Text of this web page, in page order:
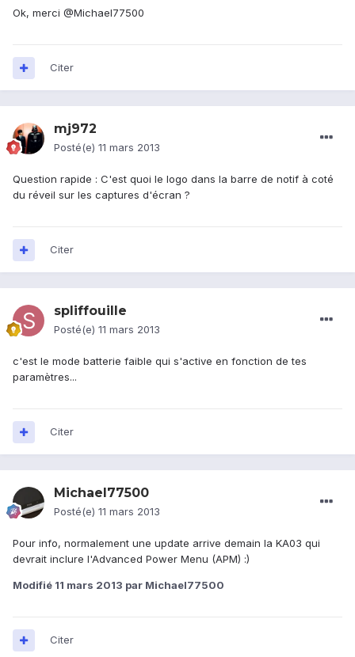
Ok, merci @Michael77500
Citer
mj972
Posté(e) 11 mars 2013
Question rapide : C'est quoi le logo dans la barre de notif à coté
du réveil sur les captures d'écran ?
Citer
spliffouille
Posté(e) 11 mars 2013
c'est le mode batterie faible qui s'active en fonction de tes
paramètres...
Citer
Michael77500
Posté(e) 11 mars 2013
Pour info, normalement une update arrive demain la KA03 qui
devrait inclure l'Advanced Power Menu (APM) :)
Modifié 11 mars 2013 par Michael77500
Citer